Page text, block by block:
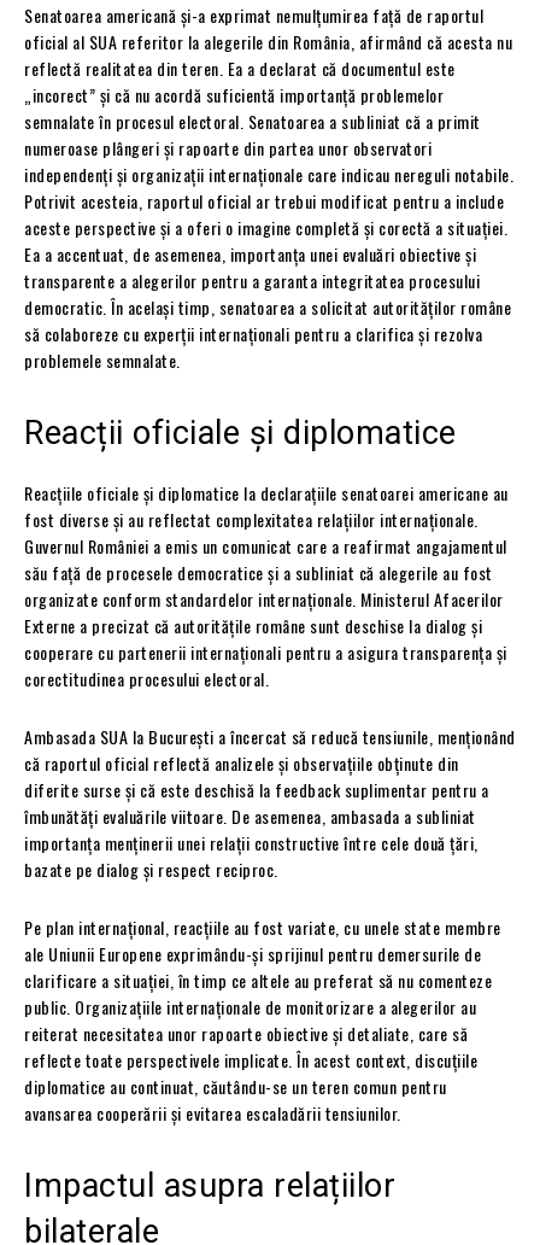
Senatoarea americană și-a exprimat nemulțumirea față de raportul
oficial al SUA referitor la alegerile din România, afirmând că acesta nu
reflectă realitatea din teren. Ea a declarat că documentul este
„incorect” și că nu acordă suficientă importanță problemelor
semnalate în procesul electoral. Senatoarea a subliniat că a primit
numeroase plângeri și rapoarte din partea unor observatori
independenți și organizații internaționale care indicau nereguli notabile.
Potrivit acesteia, raportul oficial ar trebui modificat pentru a include
aceste perspective și a oferi o imagine completă și corectă a situației.
Ea a accentuat, de asemenea, importanța unei evaluări obiective și
transparente a alegerilor pentru a garanta integritatea procesului
democratic. În același timp, senatoarea a solicitat autorităților române
să colaboreze cu experții internaționali pentru a clarifica și rezolva
problemele semnalate.
Reacții oficiale și diplomatice
Reacțiile oficiale și diplomatice la declarațiile senatoarei americane au
fost diverse și au reflectat complexitatea relațiilor internaționale.
Guvernul României a emis un comunicat care a reafirmat angajamentul
său față de procesele democratice și a subliniat că alegerile au fost
organizate conform standardelor internaționale. Ministerul Afacerilor
Externe a precizat că autoritățile române sunt deschise la dialog și
cooperare cu partenerii internaționali pentru a asigura transparența și
corectitudinea procesului electoral.
Ambasada SUA la București a încercat să reducă tensiunile, menționând
că raportul oficial reflectă analizele și observațiile obținute din
diferite surse și că este deschisă la feedback suplimentar pentru a
îmbunătăți evaluările viitoare. De asemenea, ambasada a subliniat
importanța menținerii unei relații constructive între cele două țări,
bazate pe dialog și respect reciproc.
Pe plan internațional, reacțiile au fost variate, cu unele state membre
ale Uniunii Europene exprimându-și sprijinul pentru demersurile de
clarificare a situației, în timp ce altele au preferat să nu comenteze
public. Organizațiile internaționale de monitorizare a alegerilor au
reiterat necesitatea unor rapoarte obiective și detaliate, care să
reflecte toate perspectivele implicate. În acest context, discuțiile
diplomatice au continuat, căutându-se un teren comun pentru
avansarea cooperării și evitarea escaladării tensiunilor.
Impactul asupra relațiilor
bilaterale